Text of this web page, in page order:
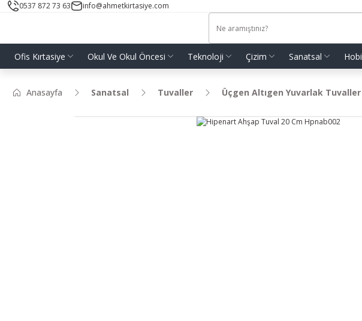
0537 872 73 63 info@ahmetkirtasiye.com
Ofis Kırtasiye Okul Ve Okul Öncesi Teknoloji Çizim Sanatsal Hobi
Anasayfa Sanatsal Tuvaller Üçgen Altıgen Yuvarlak Tuvaller